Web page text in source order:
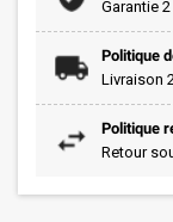
Garantie
Politique
Livraison
Politique
Retour